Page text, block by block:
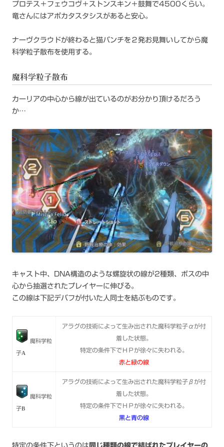
プロテス＋フェウコヴ＋ストンスキン＋鼓舞で4500くらい。
竜さんにはアポカタスタシスがあると安心。
ナーヴクラウドが終わると猫パンチを２発お見舞いしてから魔
科学粒子散布を使用する。
魔科学粒子散布
カーリアの中心から線が出ているのがお分かり頂けるだろう
か…
キャスト中、DNA構造のような螺旋状の線が2種類、ボスの中
心から抽選されたプレイヤーに伸びる。
この線は下記デバフが付いた人同士を結ぶものです。
魔科学粒
子Α
アラグの技術によって生み出された魔科学粒子αが付
着した状態。
特定の条件下でＨＰが徐々に失われる。
赤と緑の線
魔科学粒
子Β
アラグの技術によって生み出された魔科学粒子βが付
着した状態。
特定の条件下でＨＰが徐々に失われる。
黒と青の線
特定の条件下というのは 同じ種類の線で結ばれたプレイヤーの